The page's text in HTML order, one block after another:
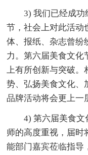
3) 我们已经成功
节，社会上对此活动
体、报纸、杂志曾纷
力。第六届美食文化
上有所创新与突破
势、弘扬美食文化、
品牌活动将会更上一
4) 第六届美食文
师的高度重视，届时
能部门嘉宾莅临指导